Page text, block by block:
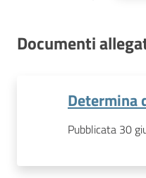
Documenti
Determina
Pubblicata 30